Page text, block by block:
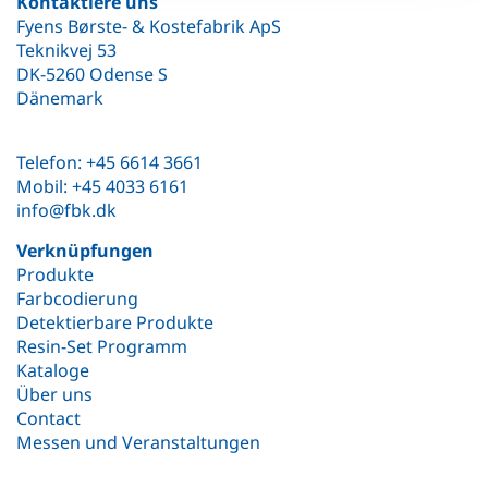
Fyens Børste- & Kostefabrik ApS
Teknikvej 53
DK-5260 Odense S
Dänemark
Telefon: +45 6614 3661
Mobil: +45 4033 6161
info@fbk.dk
Verknüpfungen
Produkte
Farbcodierung
Detektierbare Produkte
Resin-Set Programm
Kataloge
Über uns
Contact
Messen und Veranstaltungen